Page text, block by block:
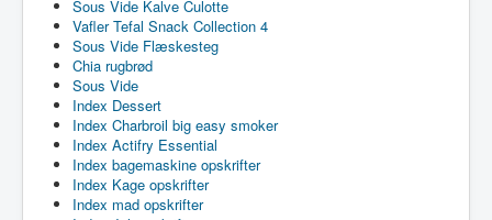
Sous Vide Kalve Culotte
Vafler Tefal Snack Collection 4
Sous Vide Flæskesteg
Chia rugbrød
Sous Vide
Index Dessert
Index Charbroil big easy smoker
Index Actifry Essential
Index bagemaskine opskrifter
Index Kage opskrifter
Index mad opskrifter